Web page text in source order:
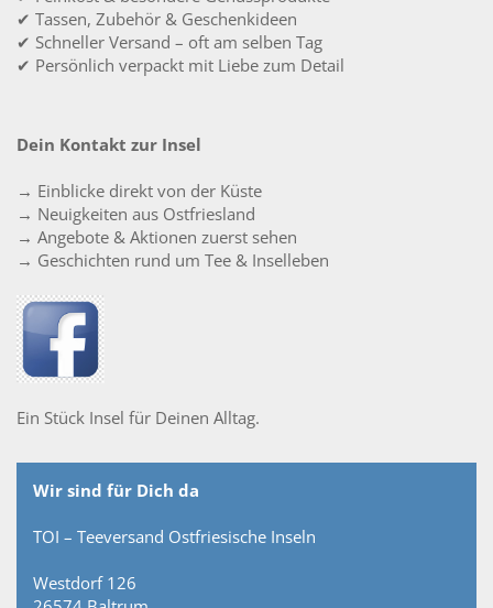
✔ Tassen, Zubehör & Geschenkideen
✔ Schneller Versand – oft am selben Tag
✔ Persönlich verpackt mit Liebe zum Detail
Dein Kontakt zur Insel
→ Einblicke direkt von der Küste
→ Neuigkeiten aus Ostfriesland
→ Angebote & Aktionen zuerst sehen
→ Geschichten rund um Tee & Inselleben
Ein Stück Insel für Deinen Alltag.
Wir sind für Dich da
TOI – Teeversand Ostfriesische Inseln
Westdorf 126